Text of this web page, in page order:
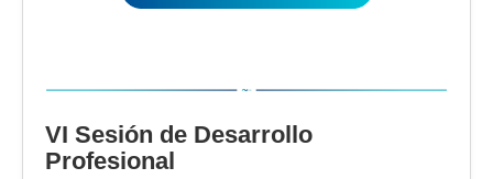
VI Sesión de Desarrollo
Profesional